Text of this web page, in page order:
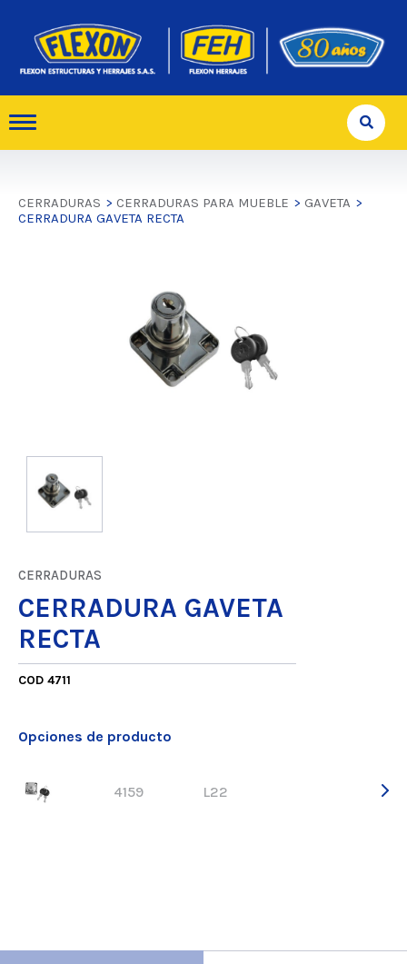
CERRADURAS > CERRADURAS PARA MUEBLE > GAVETA >
CERRADURA GAVETA RECTA
CERRADURAS
CERRADURA GAVETA
RECTA
COD 4711
Opciones de producto
4159 L22